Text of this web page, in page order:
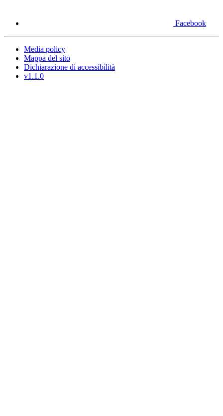
Facebook
Media policy
Mappa del sito
Dichiarazione di accessibilità
v1.1.0